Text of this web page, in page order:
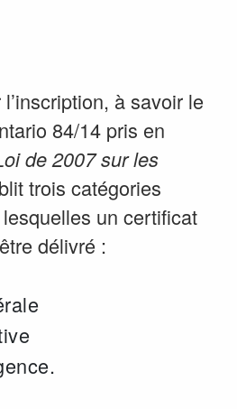
à savoir le
84/14 pris en
de 2007 sur les
trois catégories
un certificat
délivré :